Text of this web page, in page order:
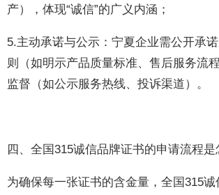
产），体现“诚信”的广义内涵；
5.主动承诺与公示：宁夏企业需公开承
则（如明示产品质量标准、售后服务流
监督（如公示服务热线、投诉渠道）。
四、全国315诚信品牌证书的申请流程是
为确保每一张证书的含金量，全国315